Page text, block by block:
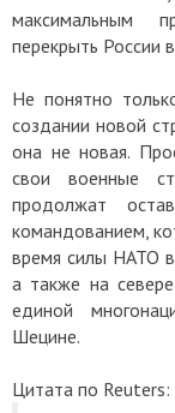
максимальным
перекрыть России
Не понятно
создании новой
она не новая.
свои военные
продолжат
командованием,
время силы НАТО
а также на
единой
Шецине.
Цитата по Reuters: